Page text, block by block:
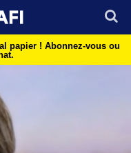
papier ! Abonnez-vous ou